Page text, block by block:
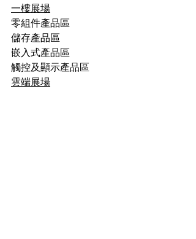
一樓展場
零組件產品區
儲存產品區
嵌入式產品區
觸控及顯示產品區
雲端展場